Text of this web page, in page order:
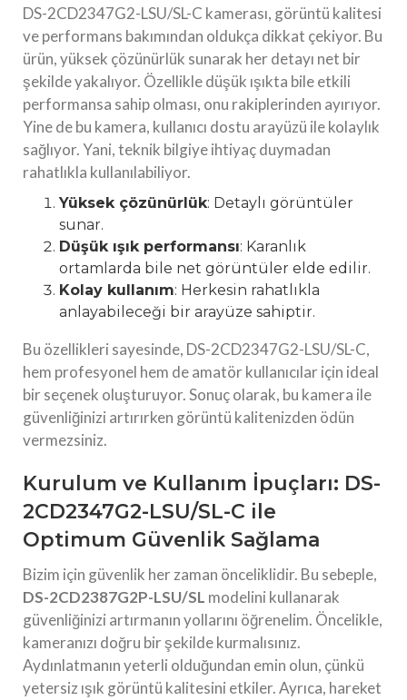
DS-2CD2347G2-LSU/SL-C kamerası, görüntü kalitesi
ve performans bakımından oldukça dikkat çekiyor. Bu
ürün, yüksek çözünürlük sunarak her detayı net bir
şekilde yakalıyor. Özellikle düşük ışıkta bile etkili
performansa sahip olması, onu rakiplerinden ayırıyor.
Yine de bu kamera, kullanıcı dostu arayüzü ile kolaylık
sağlıyor. Yani, teknik bilgiye ihtiyaç duymadan
rahatlıkla kullanılabiliyor.
Yüksek çözünürlük: Detaylı görüntüler
sunar.
Düşük ışık performansı: Karanlık
ortamlarda bile net görüntüler elde edilir.
Kolay kullanım: Herkesin rahatlıkla
anlayabileceği bir arayüze sahiptir.
Bu özellikleri sayesinde, DS-2CD2347G2-LSU/SL-C,
hem profesyonel hem de amatör kullanıcılar için ideal
bir seçenek oluşturuyor. Sonuç olarak, bu kamera ile
güvenliğinizi artırırken görüntü kalitenizden ödün
vermezsiniz.
Kurulum ve Kullanım İpuçları: DS-
2CD2347G2-LSU/SL-C ile
Optimum Güvenlik Sağlama
Bizim için güvenlik her zaman önceliklidir. Bu sebeple,
DS-2CD2387G2P-LSU/SL modelini kullanarak
güvenliğinizi artırmanın yollarını öğrenelim. Öncelikle,
kameranızı doğru bir şekilde kurmalısınız.
Aydınlatmanın yeterli olduğundan emin olun, çünkü
yetersiz ışık görüntü kalitesini etkiler. Ayrıca, hareket